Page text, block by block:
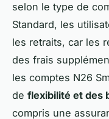
selon le type de
Standard, les
les retraits, car les
des frais
les comptes N26
de flexibilité et des
compris une